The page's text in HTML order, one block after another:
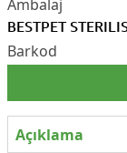
BESTPET
Açıklama